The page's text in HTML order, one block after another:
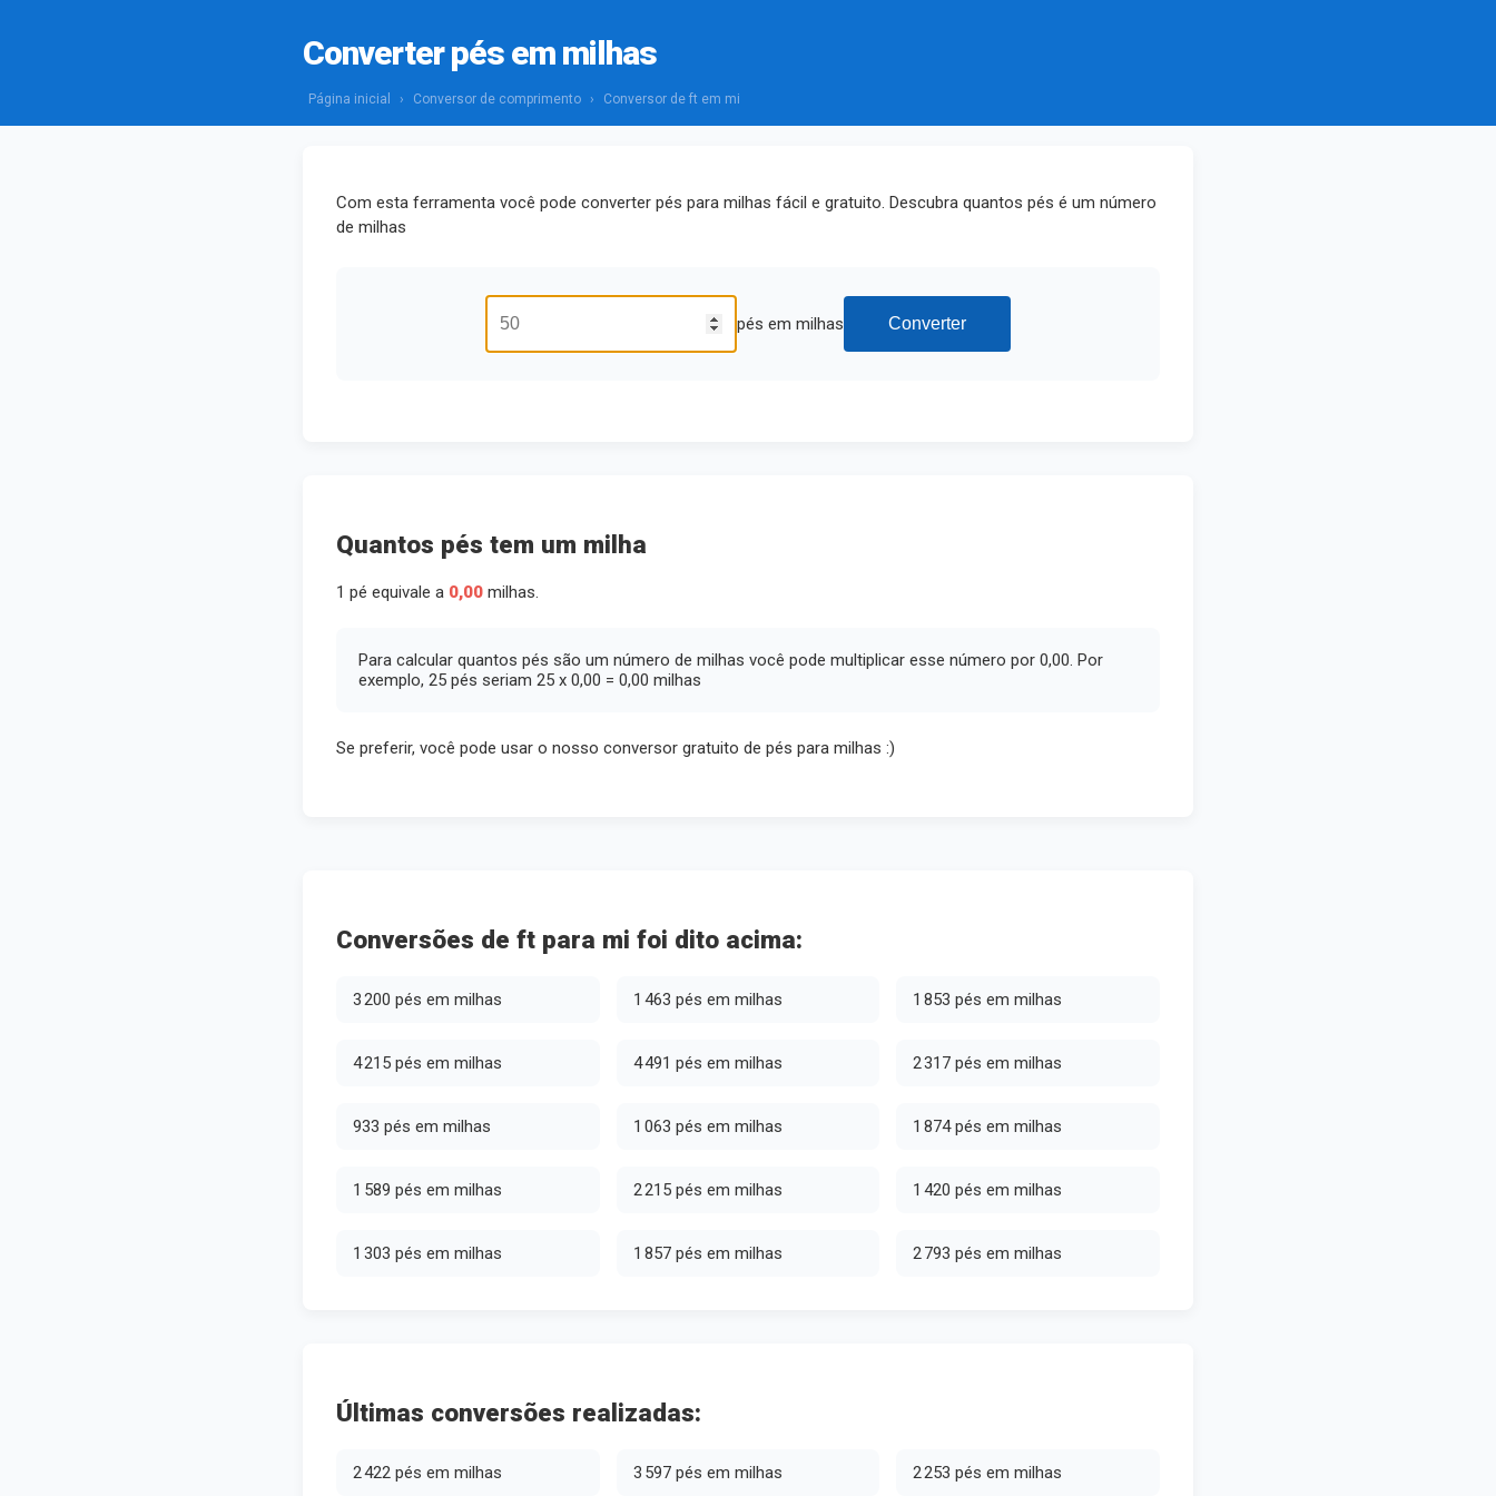
Converter pés em milhas
Página inicial › Conversor de comprimento › Conversor de ft em mi
Com esta ferramenta você pode converter pés para milhas fácil e gratuito. Descubra quantos pés é um número
de milhas
pés em milhas
Quantos pés tem um milha
1 pé equivale a 0,00 milhas.
Para calcular quantos pés são um número de milhas você pode multiplicar esse número por 0,00. Por
exemplo, 25 pés seriam 25 x 0,00 = 0,00 milhas
Se preferir, você pode usar o nosso conversor gratuito de pés para milhas :)
Conversões de ft para mi foi dito acima:
3 200 pés em milhas 1 463 pés em milhas 1 853 pés em milhas
4 215 pés em milhas 4 491 pés em milhas 2 317 pés em milhas
933 pés em milhas 1 063 pés em milhas 1 874 pés em milhas
1 589 pés em milhas 2 215 pés em milhas 1 420 pés em milhas
1 303 pés em milhas 1 857 pés em milhas 2 793 pés em milhas
Últimas conversões realizadas:
2 422 pés em milhas 3 597 pés em milhas 2 253 pés em milhas